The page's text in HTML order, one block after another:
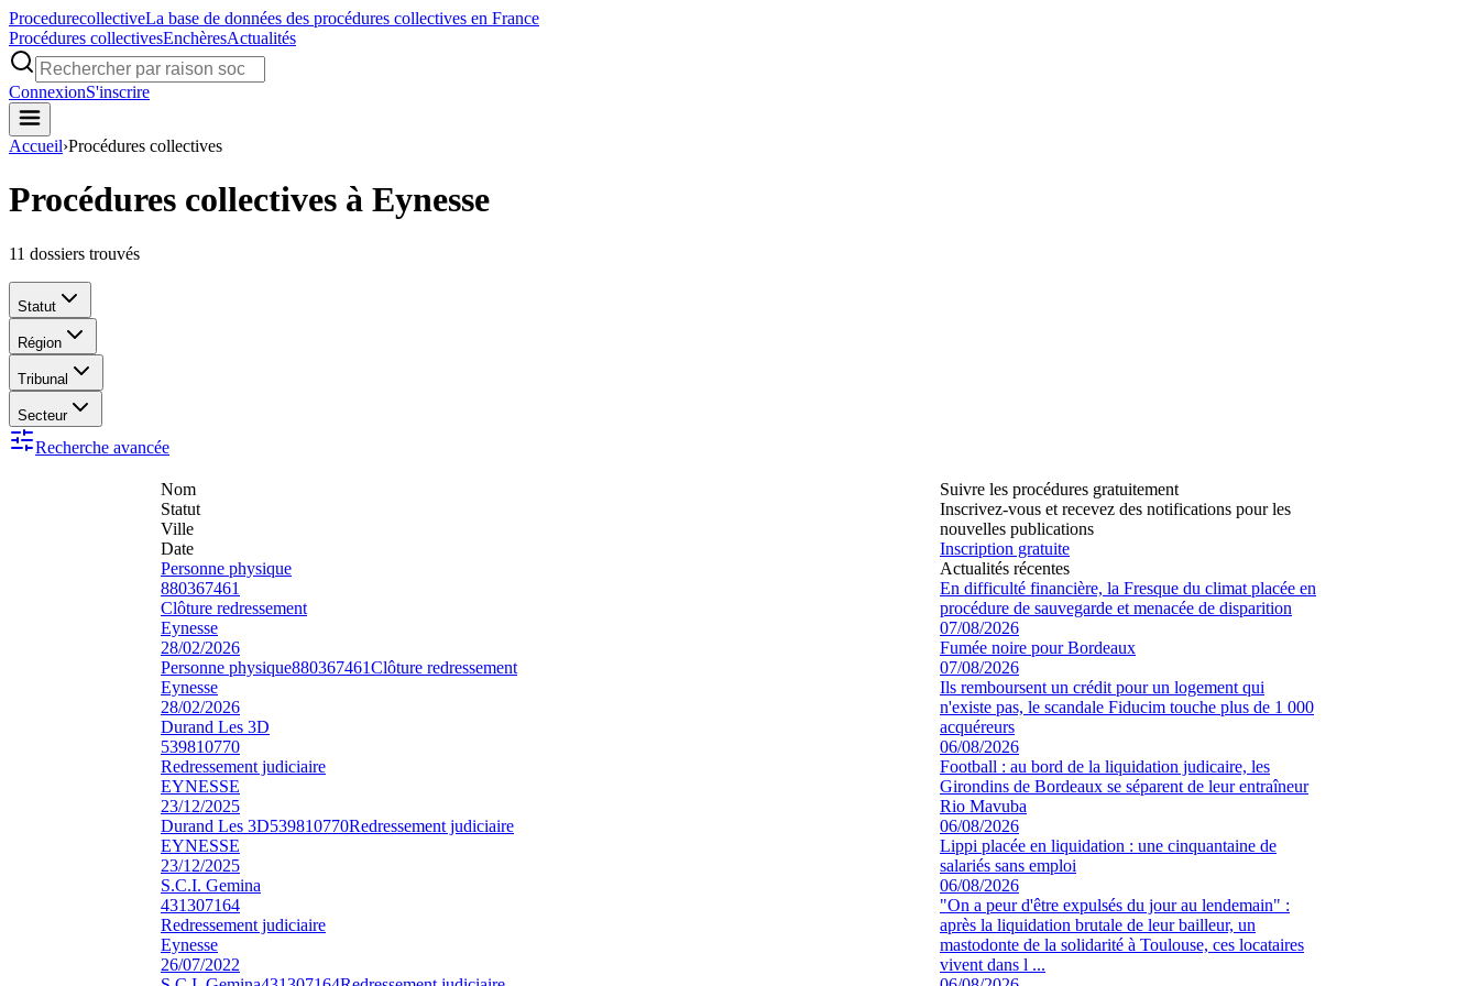
ProcedurecollectiveLa base de données des procédures collectives en France
Procédures collectivesEnchèresActualités
ConnexionS'inscrire
Accueil›Procédures collectives
Procédures collectives à Eynesse
11 dossiers trouvés
Statut
Région
Tribunal
Secteur
Recherche avancée
Nom
Statut
Ville
Date
Personne physique
880367461
Clôture redressement
Eynesse
28/02/2026
Personne physique880367461Clôture redressement
Eynesse
28/02/2026
Durand Les 3D
539810770
Redressement judiciaire
EYNESSE
23/12/2025
Durand Les 3D539810770Redressement judiciaire
EYNESSE
23/12/2025
S.C.I. Gemina
431307164
Redressement judiciaire
Eynesse
26/07/2022
Suivre les procédures gratuitement
Inscrivez-vous et recevez des notifications pour les
nouvelles publications
Inscription gratuite
Actualités récentes
En difficulté financière, la Fresque du climat placée en
procédure de sauvegarde et menacée de disparition
07/08/2026
Fumée noire pour Bordeaux
07/08/2026
Ils remboursent un crédit pour un logement qui
n'existe pas, le scandale Fiducim touche plus de 1 000
acquéreurs
06/08/2026
Football : au bord de la liquidation judicaire, les
Girondins de Bordeaux se séparent de leur entraîneur
Rio Mavuba
06/08/2026
Lippi placée en liquidation : une cinquantaine de
salariés sans emploi
06/08/2026
"On a peur d'être expulsés du jour au lendemain" :
après la liquidation brutale de leur bailleur, un
mastodonte de la solidarité à Toulouse, ces locataires
vivent dans l ...